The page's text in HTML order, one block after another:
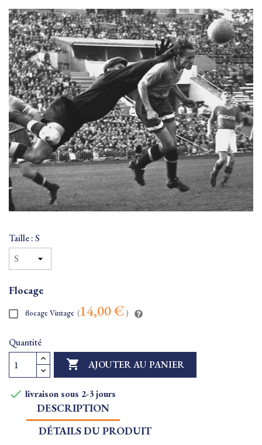
Taille : S
Flocage
flocage Vintage (14,00 € )
Quantité
 AJOUTER AU PANIER
 livraison sous 2-3 jours
DESCRIPTION
DÉTAILS DU PRODUIT